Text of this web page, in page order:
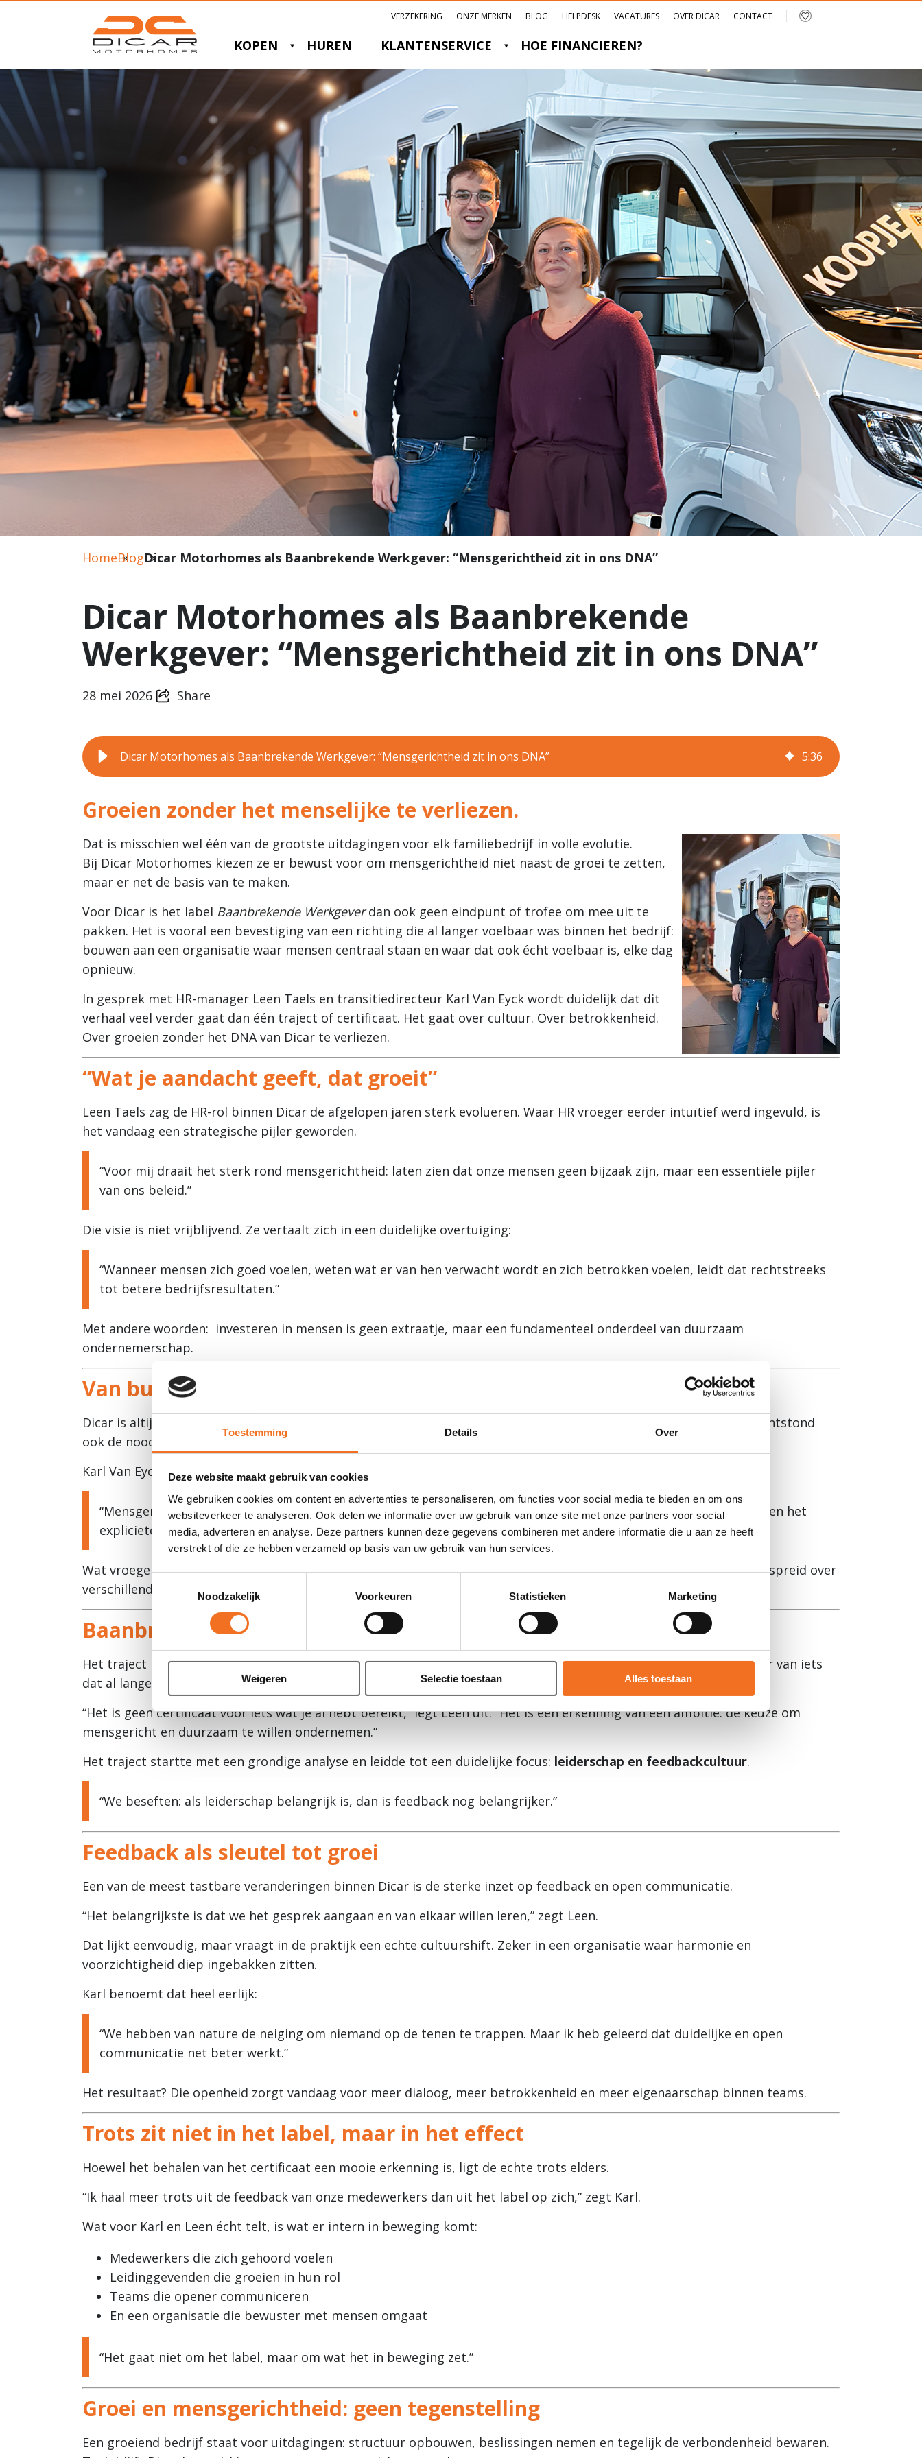
Toestemming Details Over
Deze website maakt gebruik van cookies
We gebruiken cookies om content en advertenties te personaliseren, om functies voor social media te bieden en om ons
websiteverkeer te analyseren. Ook delen we informatie over uw gebruik van onze site met onze partners voor social
media, adverteren en analyse. Deze partners kunnen deze gegevens combineren met andere informatie die u aan ze heeft
verstrekt of die ze hebben verzameld op basis van uw gebruik van hun services.
Noodzakelijk
Voorkeuren Statistieken Marketing
Weigeren Selectie toestaan Alles toestaan
VERZEKERING ONZE MERKEN BLOG HELPDESK VACATURES OVER DICAR CONTACT
KOPEN HUREN KLANTENSERVICE HOE FINANCIEREN?
HomeBlogDicar Motorhomes als Baanbrekende Werkgever: “Mensgerichtheid zit in ons DNA”
Dicar Motorhomes als Baanbrekende
Werkgever: “Mensgerichtheid zit in ons DNA”
28 mei 2026 Share
Dicar Motorhomes als Baanbrekende Werkgever: “Mensgerichtheid zit in ons DNA” 5:36
Groeien zonder het menselijke te verliezen.
Dat is misschien wel één van de grootste uitdagingen voor elk familiebedrijf in volle evolutie.
Bij Dicar Motorhomes kiezen ze er bewust voor om mensgerichtheid niet naast de groei te zetten,
maar er net de basis van te maken.
Voor Dicar is het label Baanbrekende Werkgeverdan ook geen eindpunt of trofee om mee uit te
pakken. Het is vooral een bevestiging van een richting die al langer voelbaar was binnen het bedrijf:
bouwen aan een organisatie waar mensen centraal staan en waar dat ook écht voelbaar is, elke dag
opnieuw.
In gesprek met HR-manager Leen Taels en transitiedirecteur Karl Van Eyck wordt duidelijk dat dit
verhaal veel verder gaat dan één traject of certificaat. Het gaat over cultuur. Over betrokkenheid.
Over groeien zonder het DNA van Dicar te verliezen.
“Wat je aandacht geeft, dat groeit”
Leen Taels zag de HR-rol binnen Dicar de afgelopen jaren sterk evolueren. Waar HR vroeger eerder intuïtief werd ingevuld, is
het vandaag een strategische pijler geworden.
“Voor mij draait het sterk rond mensgerichtheid: laten zien dat onze mensen geen bijzaak zijn, maar een essentiële pijler
van ons beleid.”
Die visie is niet vrijblijvend. Ze vertaalt zich in een duidelijke overtuiging:
“Wanneer mensen zich goed voelen, weten wat er van hen verwacht wordt en zich betrokken voelen, leidt dat rechtstreeks
tot betere bedrijfsresultaten.”
Met andere woorden: investeren in mensen is geen extraatje, maar een fundamenteel onderdeel van duurzaam
ondernemerschap.
Van buikgevoel naar duidelijke structuur
Dicar is altijd een familiebedrijf geweest waar menselijkheid centraal stond. Maar met de groei van de organisatie ontstond
ook de nood aan meer structuur en expliciete keuzes.
Karl Van Eyck beschrijft die evolutie treffend:
“Mensgericht werken zat altijd al in ons DNA. Wat we vandaag doen, is dat vertalen naar een duidelijke structuur en het
explicieter maken.”
Wat vroeger vanzelfsprekend was, moet vandaag gedeeld en gedragen worden door een grotere groep mensen, verspreid over
verschillende vestigingen. Net daarom werd het belangrijk om de cultuur bewuster vorm te geven.
Baanbrekende Werkgever: een keuze, geen eindpunt
Het traject rond “Baanbrekende Werkgever” speelde daarin een belangrijke rol. Niet als einddoel, maar als versneller van iets
dat al langer leefde binnen de organisatie.
“Het is geen certificaat voor iets wat je al hebt bereikt,” legt Leen uit. “Het is een erkenning van een ambitie: de keuze om
mensgericht en duurzaam te willen ondernemen.”
Het traject startte met een grondige analyse en leidde tot een duidelijke focus: leiderschap en feedbackcultuur.
“We beseften: als leiderschap belangrijk is, dan is feedback nog belangrijker.”
Feedback als sleutel tot groei
Een van de meest tastbare veranderingen binnen Dicar is de sterke inzet op feedback en open communicatie.
“Het belangrijkste is dat we het gesprek aangaan en van elkaar willen leren,” zegt Leen.
Dat lijkt eenvoudig, maar vraagt in de praktijk een echte cultuurshift. Zeker in een organisatie waar harmonie en
voorzichtigheid diep ingebakken zitten.
Karl benoemt dat heel eerlijk:
“We hebben van nature de neiging om niemand op de tenen te trappen. Maar ik heb geleerd dat duidelijke en open
communicatie net beter werkt.”
Het resultaat? Die openheid zorgt vandaag voor meer dialoog, meer betrokkenheid en meer eigenaarschap binnen teams.
Trots zit niet in het label, maar in het effect
Hoewel het behalen van het certificaat een mooie erkenning is, ligt de echte trots elders.
“Ik haal meer trots uit de feedback van onze medewerkers dan uit het label op zich,” zegt Karl.
Wat voor Karl en Leen écht telt, is wat er intern in beweging komt:
Medewerkers die zich gehoord voelen
Leidinggevenden die groeien in hun rol
Teams die opener communiceren
En een organisatie die bewuster met mensen omgaat
“Het gaat niet om het label, maar om wat het in beweging zet.”
Groei en mensgerichtheid: geen tegenstelling
Een groeiend bedrijf staat voor uitdagingen: structuur opbouwen, beslissingen nemen en tegelijk de verbondenheid bewaren.